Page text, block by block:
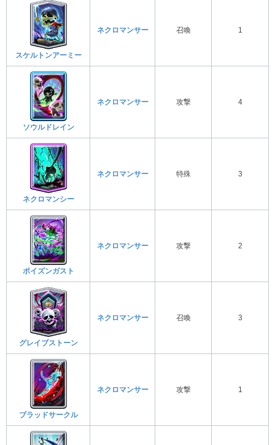
スケルトンアーミー
ネクロマンサー 召喚 1
ソウルドレイン
ネクロマンサー 攻撃 4
ネクロマンシー
ネクロマンサー 特殊 3
ポイズンガスト
ネクロマンサー 攻撃 2
グレイブストーン
ネクロマンサー 召喚 3
ブラッドサークル
ネクロマンサー 攻撃 1